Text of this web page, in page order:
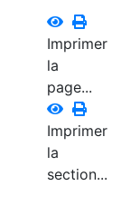
Imprimer
la
page...
Imprimer
la
section...